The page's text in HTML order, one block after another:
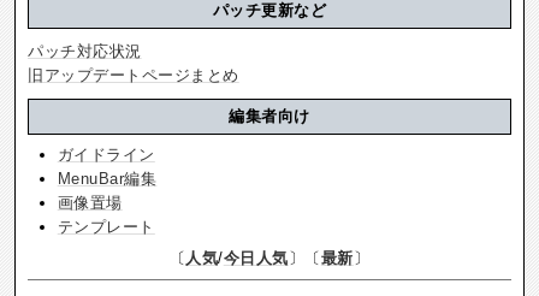
パッチ更新など
パッチ対応状況
旧アップデートページまとめ
編集者向け
ガイドライン
MenuBar編集
画像置場
テンプレート
〔 人気/今日人気 〕〔 最新 〕